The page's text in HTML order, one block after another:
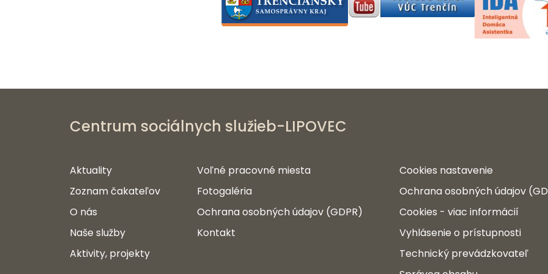
Centrum sociálnych služieb-LIPOVEC
Aktuality
Zoznam čakateľov
O nás
Naše služby
Aktivity, projekty
Voľné pracovné miesta
Fotogaléria
Ochrana osobných údajov (GDPR)
Kontakt
Cookies nastavenie
Ochrana osobných údajov
Cookies - viac informácií
Vyhlásenie o prístupnosti
Technický prevádzkovateľ